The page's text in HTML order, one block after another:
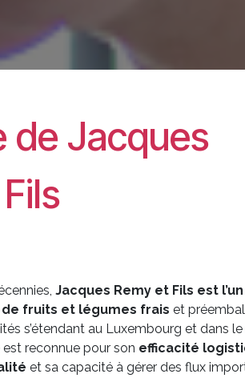
de Jacques
Jacques Remy et Fils est
fruits et légumes frais et
s’étendant au Luxembourg et dans
est reconnue pour son efficacité
et sa capacité à gérer des flux